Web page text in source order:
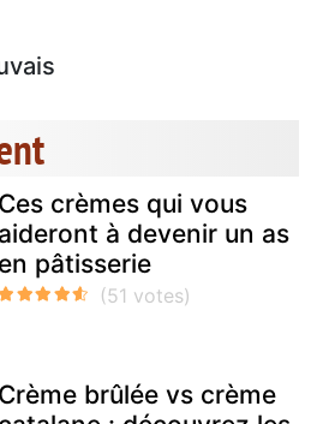
Ces crèmes qui vous
aideront à devenir un as
en pâtisserie
Crème brûlée vs crème